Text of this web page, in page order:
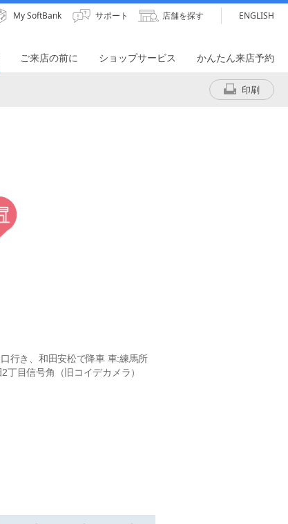
My SoftBank サポート 店舗を探す ENGLISH
ご来店の前に ショップサービス かんたん来店予約
印刷
行き、和田安松で降車 車:練馬所
目信号角（旧コイデカメラ）